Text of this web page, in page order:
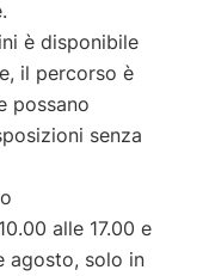
è disponibile
il percorso è
possano
senza
alle 17.00 e
agosto, solo in